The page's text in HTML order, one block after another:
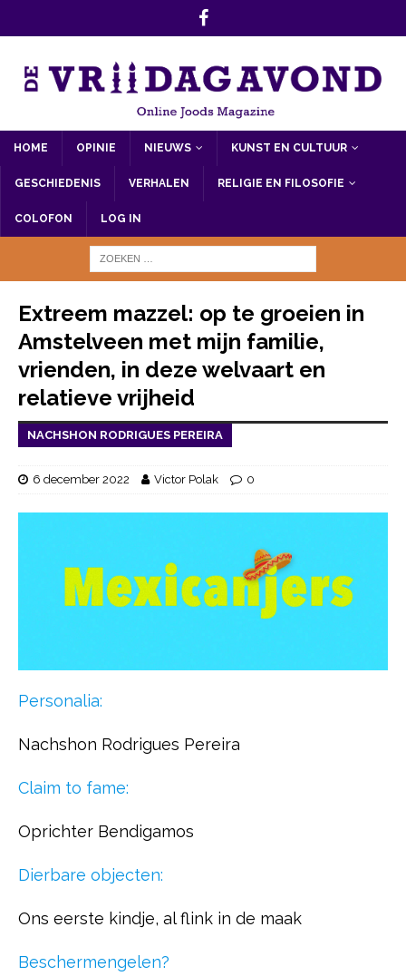
HOME OPINIE NIEUWS KUNST EN CULTUUR
GESCHIEDENIS VERHALEN RELIGIE EN FILOSOFIE
COLOFON LOG IN
Extreem mazzel: op te groeien in
Amstelveen met mijn familie,
vrienden, in deze welvaart en
relatieve vrijheid
NACHSHON RODRIGUES PEREIRA
6 december 2022 Victor Polak 0
Personalia:
Nachshon Rodrigues Pereira
Claim to fame:
Oprichter Bendigamos
Dierbare objecten:
Ons eerste kindje, al flink in de maak
Beschermengelen?